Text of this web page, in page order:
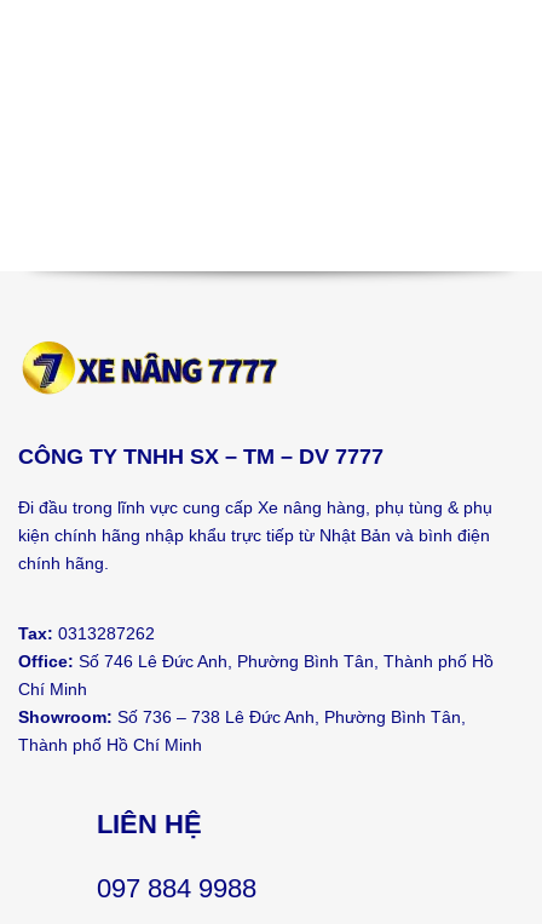
CÔNG TY TNHH SX – TM – DV 7777
Đi đầu trong lĩnh vực cung cấp Xe nâng hàng, phụ tùng & phụ
kiện chính hãng nhập khẩu trực tiếp từ Nhật Bản và bình điện
chính hãng.
Tax: 0313287262
Office: Số 746 Lê Đức Anh, Phường Bình Tân, Thành phố Hồ
Chí Minh
Showroom: Số 736 – 738 Lê Đức Anh, Phường Bình Tân,
Thành phố Hồ Chí Minh
LIÊN HỆ
097 884 9988